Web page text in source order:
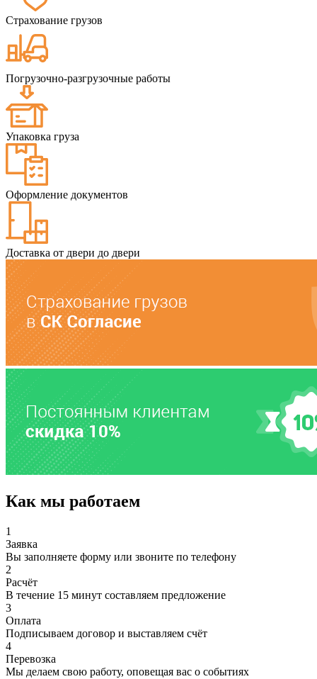
Страхование грузов
Погрузочно-разгрузочные работы
Упаковка груза
Оформление документов
Доставка от двери до двери
Как мы работаем
1
Заявка
Вы заполняете форму или звоните по телефону
2
Расчёт
В течение 15 минут составляем предложение
3
Оплата
Подписываем договор и выставляем счёт
4
Перевозка
Мы делаем свою работу, оповещая вас о событиях